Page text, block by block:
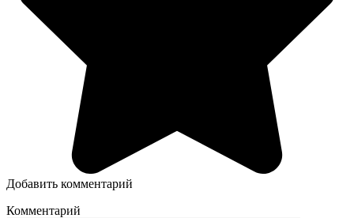
Добавить комментарий
Комментарий